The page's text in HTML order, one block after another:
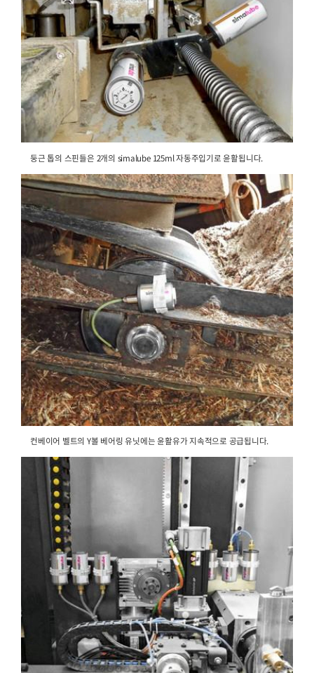
롤 피드가 있는 크로스 컷 기계의 체인은 브러쉬가
자동주입 기를 사용하여 영구적으로 윤활됩니다.
치핑기의 전기 모터는 제재소에서 simalube 자동